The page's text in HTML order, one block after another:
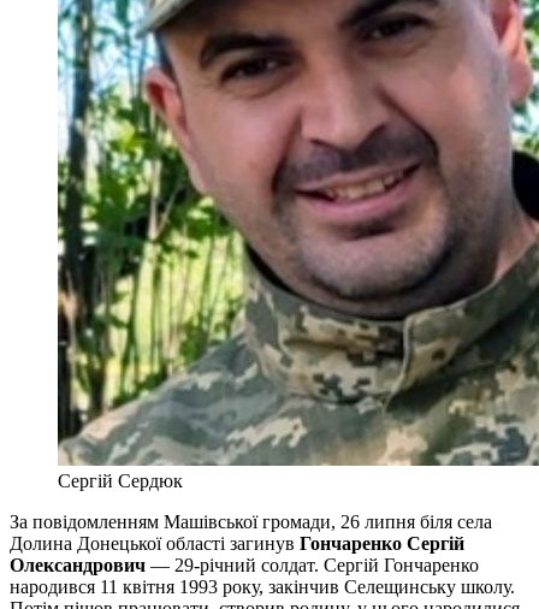
Сергій Сердюк
За повідомленням Машівської громади, 26 липня біля села
Долина Донецької області загинув Гончаренко Сергій
Олександрович — 29-річний солдат. Сергій Гончаренко
народився 11 квітня 1993 року, закінчив Селещинську школу.